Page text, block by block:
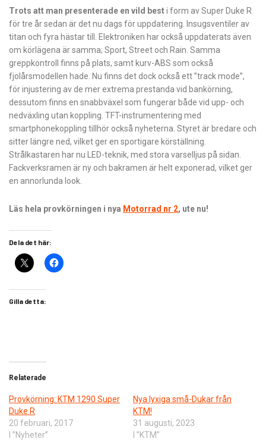
Trots att man presenterade en vild besti form av Super Duke R
för tre år sedan är det nu dags för uppdatering. Insugsventiler av
titan och fyra hästar till. Elektroniken har också uppdaterats även
om körlägena är samma; Sport, Street och Rain. Samma
greppkontroll finns på plats, samt kurv-ABS som också
fjolårsmodellen hade. Nu finns det dock också ett ”track mode”,
för injustering av de mer extrema prestanda vid bankörning,
dessutom finns en snabbväxel som fungerar både vid upp- och
nedväxling utan koppling. TFT-instrumentering med
smartphonekoppling tillhör också nyheterna. Styret är bredare och
sitter längre ned, vilket ger en sportigare körställning.
Strålkastaren har nu LED-teknik, med stora varselljus på sidan.
Fackverksramen är ny och bakramen är helt exponerad, vilket ger
en annorlunda look.
Läs hela provkörningen i nya Motorrad nr 2, ute nu!
Dela det här:
Gilla detta:
Relaterade
Provkörning: KTM 1290 Super
Duke R
20 februari, 2017
I ”Nyheter”
Nya lyxiga små-Dukar från
KTM!
31 augusti, 2023
I ”KTM”